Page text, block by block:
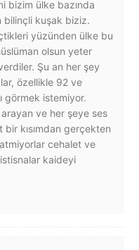
bizim ülke bazında
bilinçli kuşak biziz.
yüzünden ülke bu
olsun yeter
Şu an her şey
özellikle 92 ve
görmek istemiyor.
arayan ve her şeye ses
kısımdan gerçekten
cehalet ve
kaideyi